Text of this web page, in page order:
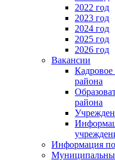
2022 год
2023 год
2024 год
2025 год
2026 год
Вакансии
района
района
Информация